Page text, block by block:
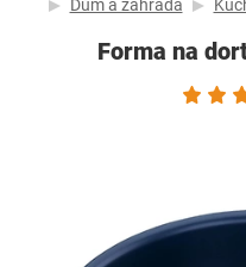
Dům a zahrada
Forma na